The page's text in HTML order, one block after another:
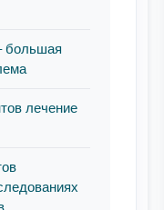
большая
лечение